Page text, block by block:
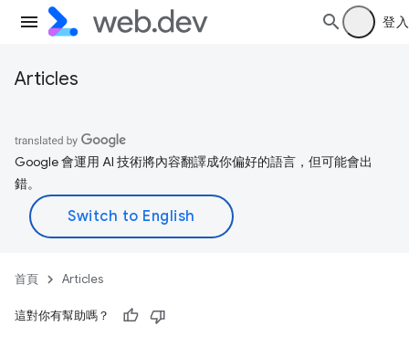
登入
Articles
Google 會運用 AI 技術將內容翻譯成你偏好的語言，但可能會出
錯。
首頁 Articles
這對你有幫助嗎？